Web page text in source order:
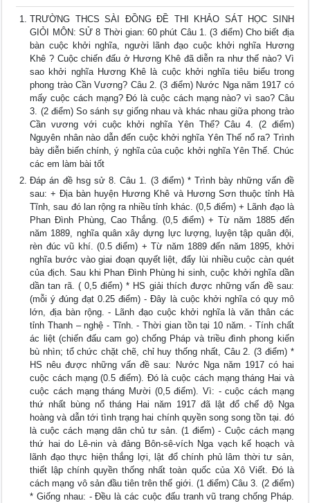
TRƯỜNG THCS SÀI ĐỒNG ĐỀ THI KHẢO SÁT HỌC SINH
GIỎI MÔN: SỬ 8 Thời gian: 60 phút Câu 1. (3 điểm) Cho biết địa
bàn cuộc khởi nghĩa, người lãnh đạo cuộc khởi nghĩa Hương
Khê ? Cuộc chiến đấu ở Hương Khê đã diễn ra như thế nào? Vì
sao khởi nghĩa Hương Khê là cuộc khởi nghĩa tiêu biểu trong
phong trào Cần Vương? Câu 2. (3 điểm) Nước Nga năm 1917 có
mấy cuộc cách mạng? Đó là cuộc cách mạng nào? vì sao? Câu
3. (2 điểm) So sánh sự giống nhau và khác nhau giữa phong trào
Cần vương với cuộc khởi nghĩa Yên Thế? Câu 4. (2 điểm)
Nguyên nhân nào dẫn đến cuộc khởi nghĩa Yên Thế nổ ra? Trình
bày diễn biến chính, ý nghĩa của cuộc khởi nghĩa Yên Thế. Chúc
các em làm bài tốt
Đáp án đề hsg sử 8. Câu 1. (3 điểm) * Trình bày những vấn đề
sau: + Địa bàn huyện Hương Khê và Hương Sơn thuộc tỉnh Hà
Tĩnh, sau đó lan rộng ra nhiều tỉnh khác. (0,5 điểm) + Lãnh đạo là
Phan Đình Phùng, Cao Thắng. (0,5 điểm) + Từ năm 1885 đến
năm 1889, nghĩa quân xây dựng lực lượng, luyện tập quân đội,
rèn đúc vũ khí. (0.5 điểm) + Từ năm 1889 đến năm 1895, khởi
nghĩa bước vào giai đoạn quyết liệt, đẩy lùi nhiều cuộc càn quét
của địch. Sau khi Phan Đình Phùng hi sinh, cuộc khởi nghĩa dần
dần tan rã. ( 0,5 điểm) * HS giải thích được những vấn đề sau:
(mỗi ý đúng đạt 0.25 điểm) - Đây là cuộc khởi nghĩa có quy mô
lớn, địa bàn rộng. - Lãnh đạo cuộc khởi nghĩa là văn thân các
tỉnh Thanh – nghệ - Tĩnh. - Thời gian tồn tại 10 năm. - Tính chất
ác liệt (chiến đấu cam go) chống Pháp và triều đình phong kiến
bù nhìn; tổ chức chặt chẽ, chỉ huy thống nhất, Câu 2. (3 điểm) *
HS nêu được những vấn đề sau: Nước Nga năm 1917 có hai
cuộc cách mạng (0.5 điểm). Đó là cuộc cách mạng tháng Hai và
cuộc cách mạng tháng Mười (0,5 điểm). Vì: - cuộc cách mạng
thứ nhất bùng nổ tháng Hai năm 1917 đã lật đổ chế độ Nga
hoàng và dẫn tới tình trạng hai chính quyền song song tồn tại. đó
là cuộc cách mạng dân chủ tư sản. (1 điểm) - Cuộc cách mạng
thứ hai do Lê-nin và đảng Bôn-sê-vích Nga vạch kế hoạch và
lãnh đạo thực hiện thắng lợi, lật đổ chính phủ lâm thời tư sản,
thiết lập chính quyền thống nhất toàn quốc của Xô Viết. Đó là
cách mạng vô sản đầu tiên trên thế giới. (1 điểm) Câu 3. (2 điểm)
* Giống nhau: - Đều là các cuộc đấu tranh vũ trang chống Pháp.